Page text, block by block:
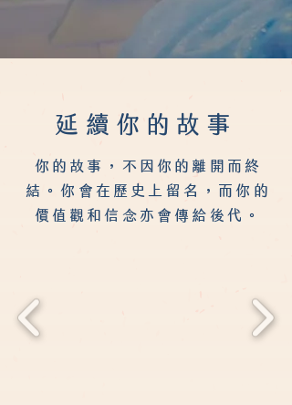
延續你的故事
你的故事，不因你的離開而終
結。你會在歷史上留名，而你的
價值觀和信念亦會傳給後代。